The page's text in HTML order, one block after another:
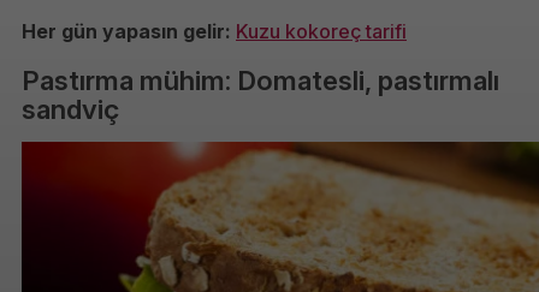
Her gün yapasın gelir: Kuzu kokoreç tarifi
Pastırma mühim: Domatesli, pastırmalı
sandviç